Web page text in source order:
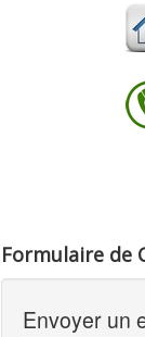
Formulaire de
Envoyer un